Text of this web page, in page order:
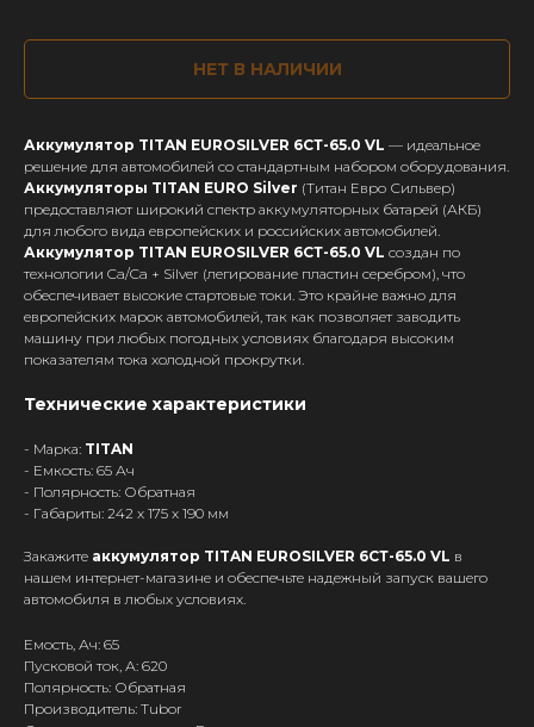
НЕТ В НАЛИЧИИ
Аккумулятор TITAN EUROSILVER 6СТ-65.0 VL — идеальное
решение для автомобилей со стандартным набором оборудования.
Аккумуляторы TITAN EURO Silver (Титан Евро Сильвер)
предоставляют широкий спектр аккумуляторных батарей (АКБ)
для любого вида европейских и российских автомобилей.
Аккумулятор TITAN EUROSILVER 6СТ-65.0 VL создан по
технологии Ca/Ca + Silver (легирование пластин серебром), что
обеспечивает высокие стартовые токи. Это крайне важно для
европейских марок автомобилей, так как позволяет заводить
машину при любых погодных условиях благодаря высоким
показателям тока холодной прокрутки.
Технические характеристики
- Марка: TITAN
- Емкость: 65 Ач
- Полярность: Обратная
- Габариты: 242 x 175 x 190 мм
Закажите аккумулятор TITAN EUROSILVER 6СТ-65.0 VL в
нашем интернет-магазине и обеспечьте надежный запуск вашего
автомобиля в любых условиях.
Емость, Ач: 65
Пусковой ток, А: 620
Полярность: Обратная
Производитель: Tubor